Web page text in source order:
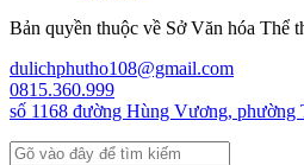
Bản quyền thuộc về Sở Văn hóa Thể
dulichphutho108@gmail.com
0815.360.999
số 1168 đường Hùng Vương, phường